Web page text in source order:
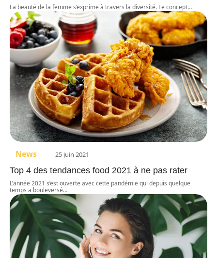
La beauté de la femme s’exprime à travers la diversité. Le concept…
News 25 juin 2021
Top 4 des tendances food 2021 à ne pas rater
L’année 2021 s’est ouverte avec cette pandémie qui depuis quelque
temps a bouleversé…